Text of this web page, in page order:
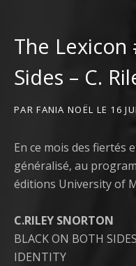
The Lexicon
Sides – C.
PARFANIA NOËL LE 16
En ce mois des fiertés
généralisé, au
éditions University of
C.RILEY SNORTON
BLACK ON BOTH
IDENTITY